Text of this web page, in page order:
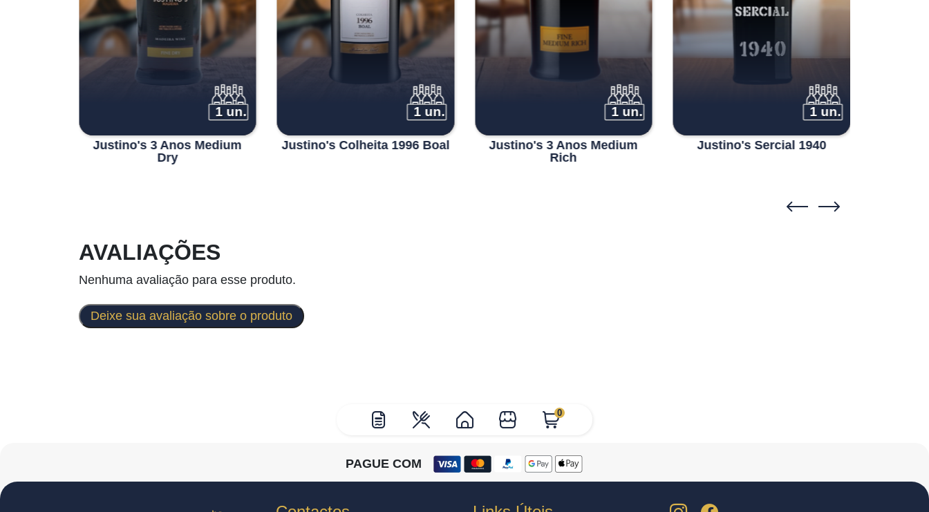
0
1 un.
Justino's 3 Anos Medium
Dry
1 un.
Justino's Colheita 1996 Boal
1 un.
Justino's 3 Anos Medium
Rich
1 un.
Justino's Sercial 1940
AVALIAÇÕES
Nenhuma avaliação para esse produto.
Deixe sua avaliação sobre o produto
PAGUE COM